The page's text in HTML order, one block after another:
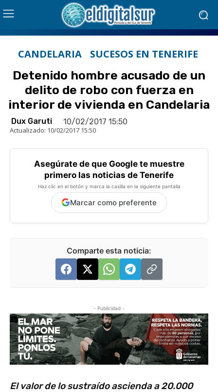
CANDELARIA SUCESOS EN TENERIFE
Detenido hombre acusado de un
delito de robo con fuerza en
interior de vivienda en Candelaria
Dux Garuti 10/02/2017 15:50
Actualizado: 10/02/2017 15:50
Asegúrate de que Google te muestre
primero las noticias de Tenerife
Haz clic en el botón y marca la casilla en la siguiente pantalla
Marcar como preferente
Comparte esta noticia:
- Publicidad -
El valor de lo sustraído ascienda a 20.000